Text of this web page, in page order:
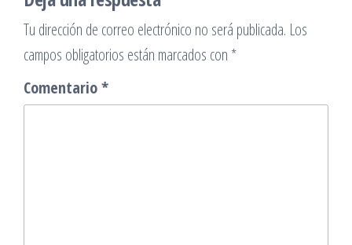
Tu dirección de correo electrónico no será publicada. Los
campos obligatorios están marcados con *
Comentario*